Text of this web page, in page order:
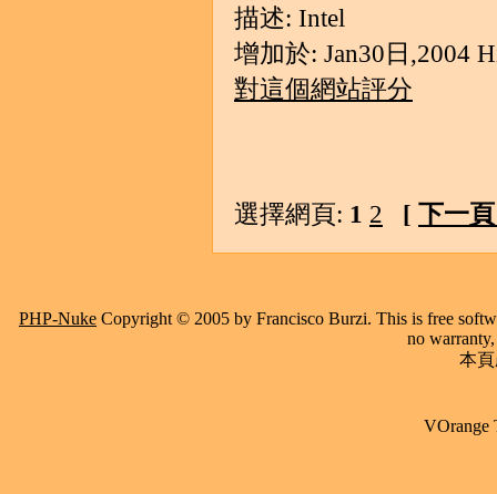
描述: Intel
增加於: Jan30日,2004
對這個網站評分
選擇網頁: 1 2 [ 下一
PHP-Nuke Copyright © 2005 by Francisco Burzi. This is free
no
本
VOrange